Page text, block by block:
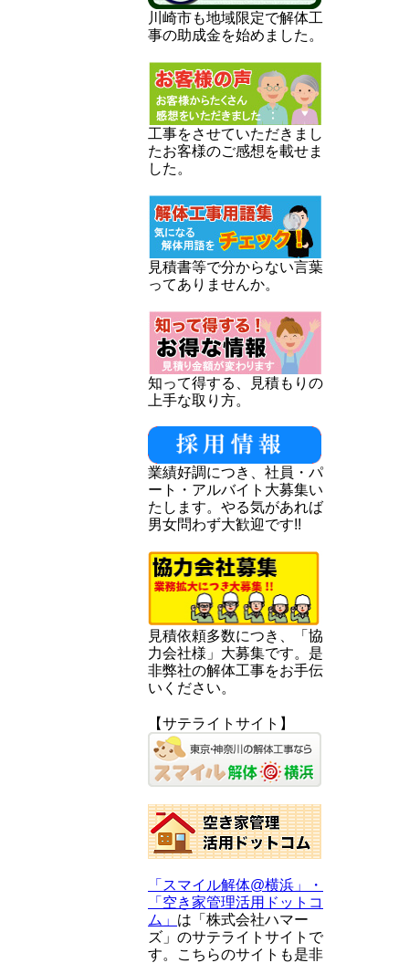
川崎市も地域限定で解体工
事の助成金を始めました。
工事をさせていただきまし
たお客様のご感想を載せま
した。
見積書等で分からない言葉
ってありませんか。
知って得する、見積もりの
上手な取り方。
業績好調につき、社員・パ
ート・アルバイト大募集い
たします。やる気があれば
男女問わず大歓迎です!!
見積依頼多数につき、「協
力会社様」大募集です。是
非弊社の解体工事をお手伝
いください。
【サテライトサイト】
「スマイル解体@横浜」・
「空き家管理活用ドットコ
ム」 は「株式会社ハマー
ズ」のサテライトサイトで
す。こちらのサイトも是非